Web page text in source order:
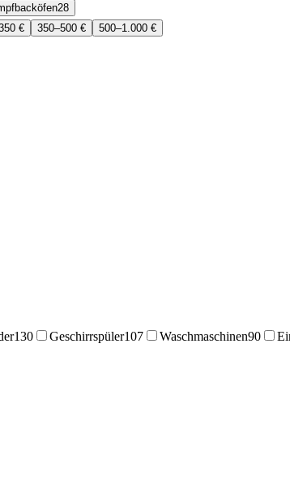
28
€ 350–500 €
500–1.000 €
130 Geschirrspüler107 Waschmaschinen90